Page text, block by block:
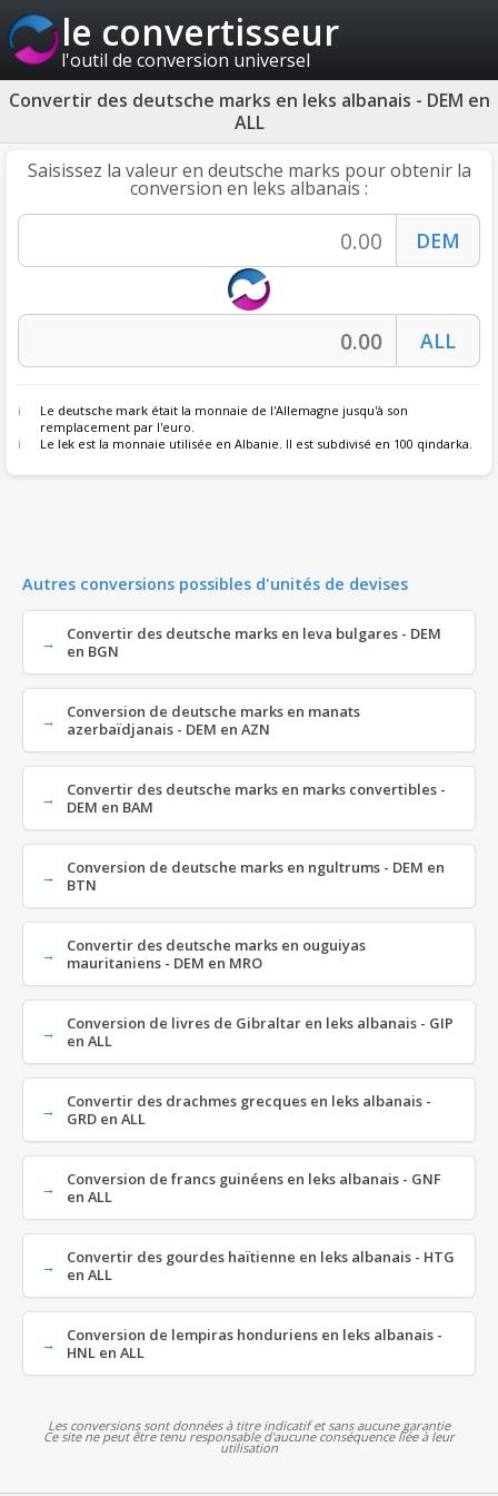
le convertisseur
l'outil de conversion universel
Convertir des deutsche marks en leks albanais - DEM en
ALL
Saisissez la valeur en deutsche marks pour obtenir la
conversion en leks albanais :
Le deutsche mark était la monnaie de l'Allemagne jusqu'à son
remplacement par l'euro.
Le lek est la monnaie utilisée en Albanie. Il est subdivisé en 100 qindarka.
Autres conversions possibles d'unités de devises
Convertir des deutsche marks en leva bulgares - DEM
en BGN
Conversion de deutsche marks en manats
azerbaïdjanais - DEM en AZN
Convertir des deutsche marks en marks convertibles -
DEM en BAM
Conversion de deutsche marks en ngultrums - DEM en
BTN
Convertir des deutsche marks en ouguiyas
mauritaniens - DEM en MRO
Conversion de livres de Gibraltar en leks albanais - GIP
en ALL
Convertir des drachmes grecques en leks albanais -
GRD en ALL
Conversion de francs guinéens en leks albanais - GNF
en ALL
Convertir des gourdes haïtienne en leks albanais - HTG
en ALL
Conversion de lempiras honduriens en leks albanais -
HNL en ALL
Les conversions sont données à titre indicatif et sans aucune garantie
Ce site ne peut être tenu responsable d'aucune conséquence liée à leur
utilisation